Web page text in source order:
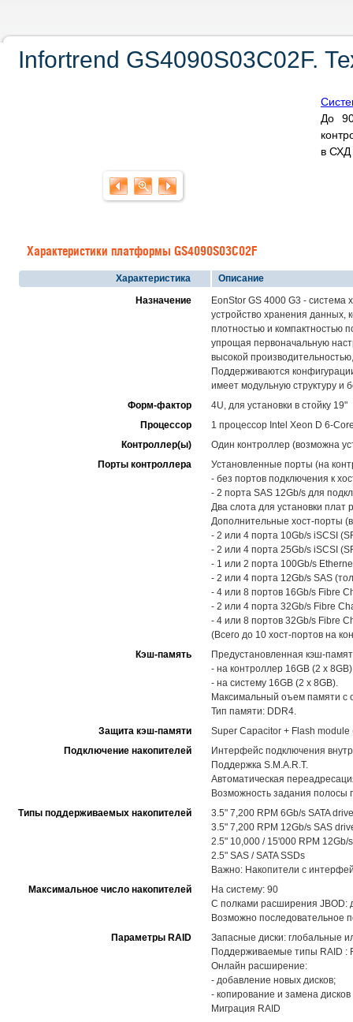
Infortrend GS4090S03C02F.
До
в СХД
Характеристики платформы GS4090S03C02F
Характеристика
Описание
Назначение
EonStor GS 4000 G3 - система
устройство хранения данных,
плотностью и компактностью
упрощая первоначальную
высокой
Поддерживаются
имеет модульную структуру и
Форм-фактор
4U, для установки в стойку 19"
Процессор
1 процессор Intel Xeon D 6-
Контроллер(ы)
Один контроллер (возможна
Порты контроллера
Установленные порты (на
- без портов подключения к
- 2 порта SAS 12Gb/s для
Два слота для установки
Дополнительные хост-порты
- 2 или 4 порта 10Gb/s iSCSI
- 2 или 4 порта 25Gb/s iSCSI
- 1 или 2 порта 100Gb/s
- 2 или 4 порта 12Gb/s SAS
- 4 или 8 портов 16Gb/s Fibre
- 2 или 4 порта 32Gb/s Fibre
- 4 или 8 портов 32Gb/s Fibre
(Всего до 10 хост-портов на
Кэш-память
Предустановленная кэш-
- на контроллер 16GB (2 x
- на систему 16GB (2 x 8GB).
Максимальный оъем памяти с
Тип памяти: DDR4.
Защита кэш-памяти
Super Capacitor + Flash
Подключение накопителей
Интерфейс подключения
Поддержка S.M.A.R.T.
Автоматическая
Возможность задания полосы
Типы поддерживаемых накопителей
3.5" 7,200 RPM 6Gb/s SATA
3.5" 7,200 RPM 12Gb/s SAS
2.5" 10,000 / 15'000 RPM 12Gb/
2.5" SAS / SATA SSDs
Важно: Накопители с
Максимальное число накопителей
На систему: 90
С полками расширения JBOD:
Возможно последовательное
Параметры RAID
Запасные диски: глобальные
Поддерживаемые типы RAID :
Онлайн расширение:
- добавление новых дисков;
- копирование и замена
Миграция RAID